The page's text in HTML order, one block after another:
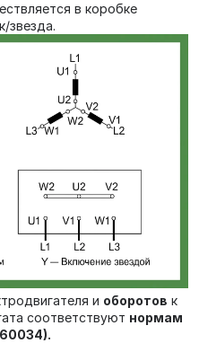
в коробке
звезда.
и оборотов к
соответствуют нормам